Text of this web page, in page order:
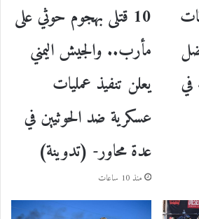
10 قتلى بهجوم حوثي على
مأرب.. والجيش اليمني
يعلن تنفيذ عمليات
عسكرية ضد الحوثيين في
عدة محاور- (تدوينة)
منذ 10 ساعات